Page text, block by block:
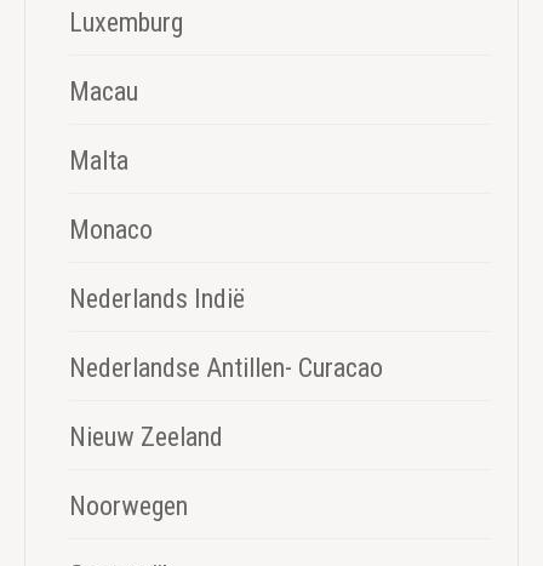
Luxemburg
Macau
Malta
Monaco
Nederlands Indië
Nederlandse Antillen- Curacao
Nieuw Zeeland
Noorwegen